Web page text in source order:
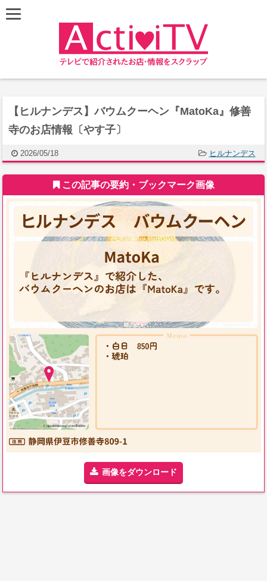
【ヒルナンデス】バウムクーヘン『MatoKa』修善
寺のお店情報〔やす子〕
2026/05/18 ヒルナンデス
この記事の要約・ブックマーク画像
画像をダウンロード